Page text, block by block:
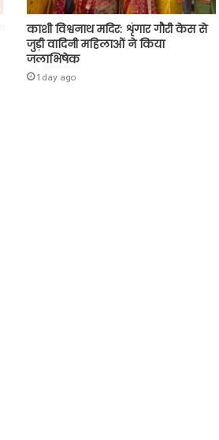
काशी विश्वनाथ मदिर: शृंगार गौरी केस से
जुड़ी वादिनी महिलाओं ने किया
जलाभिषेक
1 day ago